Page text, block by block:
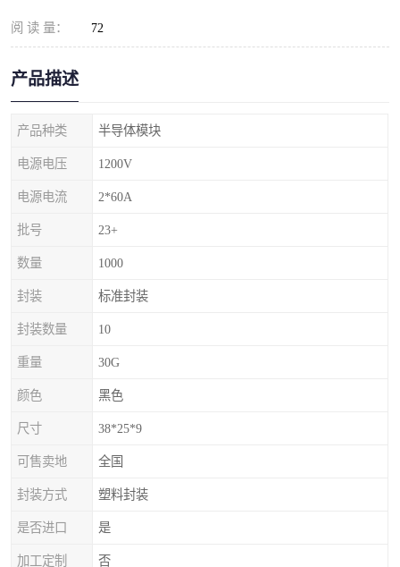
阅 读 量： 72
产品描述
产品种类 半导体模块
电源电压 1200V
电源电流 2*60A
批号 23+
数量 1000
封装 标准封装
封装数量 10
重量 30G
颜色 黑色
尺寸 38*25*9
可售卖地 全国
封装方式 塑料封装
是否进口 是
加工定制 否